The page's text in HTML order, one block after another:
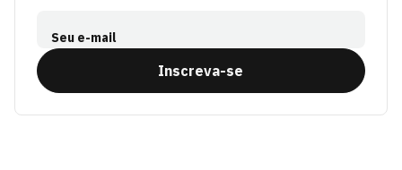
Seu e-mail
Inscreva-se